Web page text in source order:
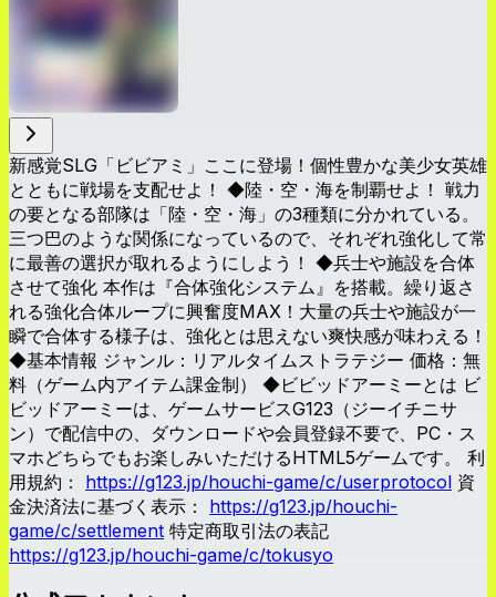
新感覚SLG「ビビアミ」ここに登場！個性豊かな美少女英雄
とともに戦場を支配せよ！ ◆陸・空・海を制覇せよ！ 戦力
の要となる部隊は「陸・空・海」の3種類に分かれている。
三つ巴のような関係になっているので、それぞれ強化して常
に最善の選択が取れるようにしよう！ ◆兵士や施設を合体
させて強化 本作は『合体強化システム』を搭載。繰り返さ
れる強化合体ループに興奮度MAX！大量の兵士や施設が一
瞬で合体する様子は、強化とは思えない爽快感が味わえる！
◆基本情報 ジャンル：リアルタイムストラテジー 価格：無
料（ゲーム内アイテム課金制） ◆ビビッドアーミーとは ビ
ビッドアーミーは、ゲームサービスG123（ジーイチニサ
ン）で配信中の、ダウンロードや会員登録不要で、PC・ス
マホどちらでもお楽しみいただけるHTML5ゲームです。 利
用規約： https://g123.jp/houchi-game/c/userprotocol 資
金決済法に基づく表示： https://g123.jp/houchi-
game/c/settlement 特定商取引法の表記
https://g123.jp/houchi-game/c/tokusyo